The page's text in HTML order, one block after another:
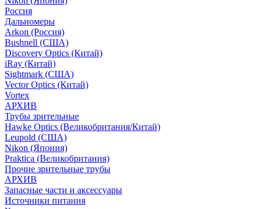
Россия
Дальномеры
Arkon (Россия)
Bushnell (США)
Discovery Optics (Китай)
iRay (Китай)
Sightmark (США)
Vector Optics (Китай)
Vortex
АРХИВ
Трубы зрительные
Hawke Optics (Великобритания/Китай)
Leupold (США)
Nikon (Япония)
Praktica (Великобритания)
Прочие зрительные трубы
АРХИВ
Запасные части и аксессуары
Источники питания